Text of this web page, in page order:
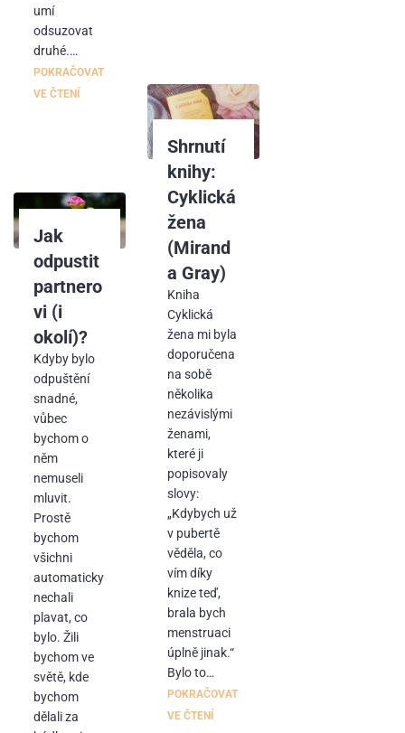
umí
odsuzovat
druhé.…
POKRAČOVAT
VE ČTENÍ
Shrnutí
knihy:
Cyklická
žena
(Mirand
a Gray)
Kniha
Cyklická
žena mi byla
doporučena
na sobě
několika
nezávislými
ženami,
které ji
popisovaly
slovy:
„Kdybych už
v pubertě
věděla, co
vím díky
knize teď,
brala bych
menstruaci
úplně jinak.“
Bylo to…
POKRAČOVAT
VE ČTENÍ
Jak
odpustit
partnero
vi (i
okolí)?
Kdyby bylo
odpuštění
snadné,
vůbec
bychom o
něm
nemuseli
mluvit.
Prostě
bychom
všichni
automaticky
nechali
plavat, co
bylo. Žili
bychom ve
světě, kde
bychom
dělali za